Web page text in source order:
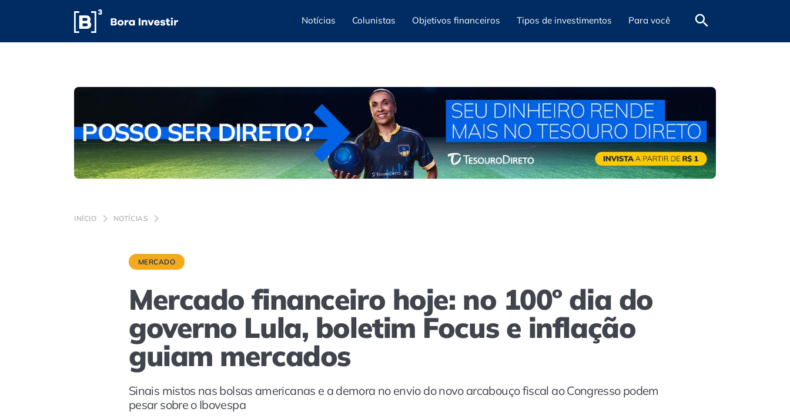
Notícias Colunistas Objetivos financeiros Tipos de investimentos Para você
INÍCIO NOTÍCIAS
MERCADO
Mercado financeiro hoje: no 100º dia do
governo Lula, boletim Focus e inflação
guiam mercados
Sinais mistos nas bolsas americanas e a demora no envio do novo arcabouço fiscal ao Congresso podem
pesar sobre o Ibovespa